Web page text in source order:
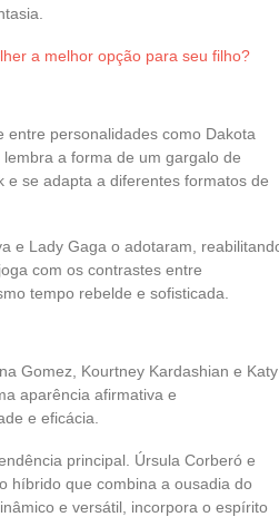
a melhor opção para seu filho?
personalidades como Dakota
a forma de um gargalo de
se adapta a diferentes formatos de
e Lady Gaga o adotaram,
com os contrastes entre
tempo rebelde e sofisticada.
Gomez, Kourtney Kardashian e Katy
aparência afirmativa e
e eficácia.
principal. Úrsula Corberó e
híbrido que combina a ousadia do
e versátil, incorpora o espírito